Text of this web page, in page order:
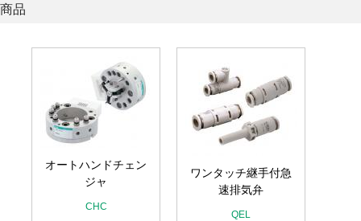
品
オートハンドチェン
ジャ
CHC
ワンタッチ継手付急
速排気弁
QEL